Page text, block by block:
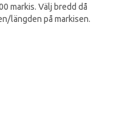
markis. Välj bredd då
längden på markisen.